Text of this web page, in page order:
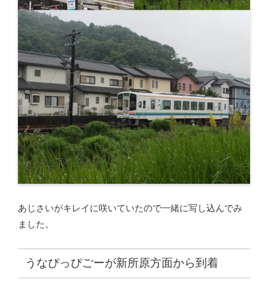
あじさいがキレイに咲いていたので一緒に写し込んでみ
ました。
うなぴっぴごーが新所原方面から到着